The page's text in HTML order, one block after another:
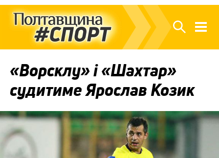
«Ворсклу» і «Шахтар»
судитиме Ярослав Козик